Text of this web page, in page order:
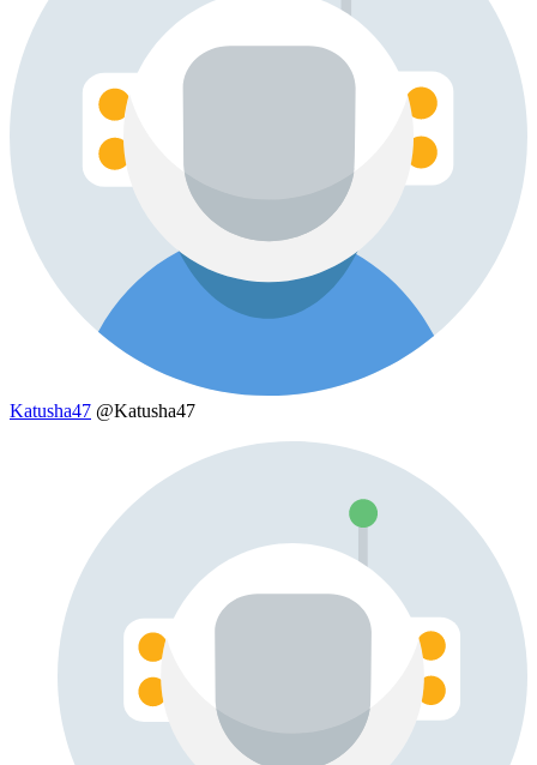
Katusha47 @Katusha47